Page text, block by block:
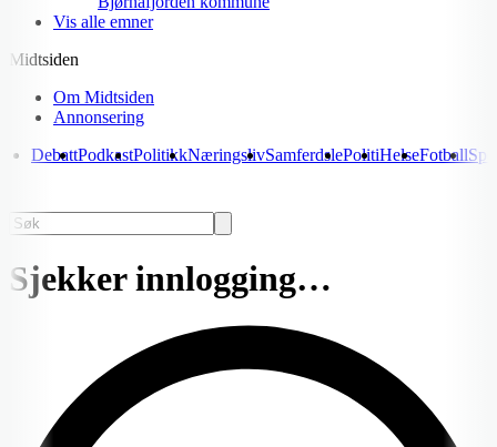
Vis alle emner
Midtsiden
Om Midtsiden
Annonsering
DebattPodkastPolitikkNæringslivSamferdslePolitiHelseFotball
Sjekker innlogging…